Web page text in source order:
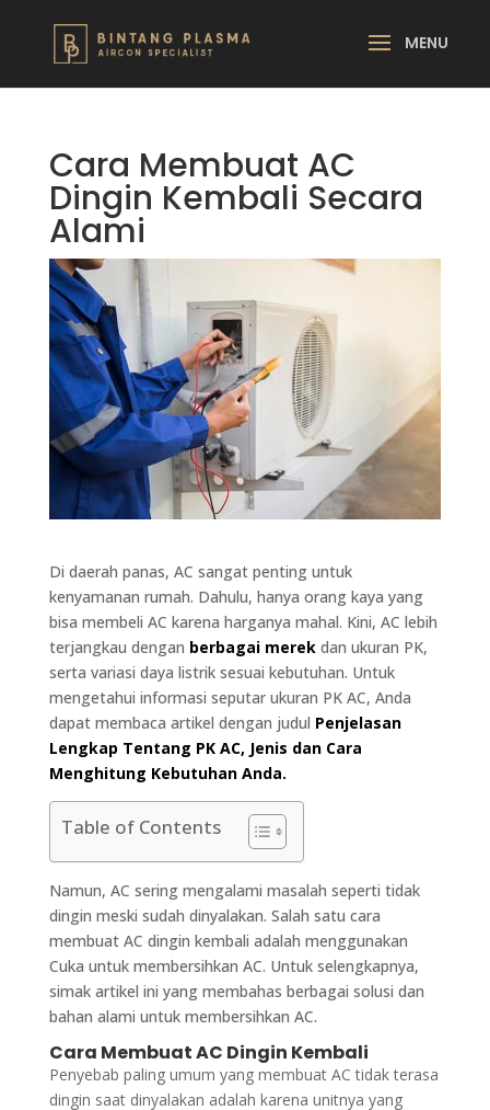
Cara Membuat AC
Dingin Kembali Secara
Alami
Di daerah panas, AC sangat penting untuk
kenyamanan rumah. Dahulu, hanya orang kaya yang
bisa membeli AC karena harganya mahal. Kini, AC lebih
terjangkau dengan berbagai merekdan ukuran PK,
serta variasi daya listrik sesuai kebutuhan. Untuk
mengetahui informasi seputar ukuran PK AC, Anda
dapat membaca artikel dengan judul Penjelasan
Lengkap Tentang PK AC, Jenis dan Cara
Menghitung Kebutuhan Anda.
Table of Contents
Namun, AC sering mengalami masalah seperti tidak
dingin meski sudah dinyalakan. Salah satu cara
membuat AC dingin kembali adalah menggunakan
Cuka untuk membersihkan AC. Untuk selengkapnya,
simak artikel ini yang membahas berbagai solusi dan
bahan alami untuk membersihkan AC.
Cara Membuat AC Dingin Kembali
Penyebab paling umum yang membuat AC tidak terasa
dingin saat dinyalakan adalah karena unitnya yang